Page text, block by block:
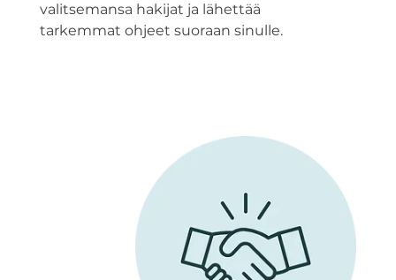
valitsemansa hakijat ja lähettää
tarkemmat ohjeet suoraan sinulle.